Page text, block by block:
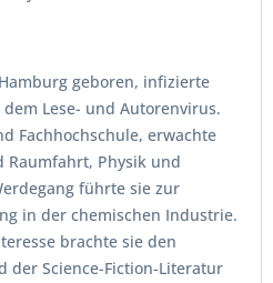
geboren, infizierte
Lese- und Autorenvirus.
Fachhochschule, erwachte
Physik und
führte sie zur
in der chemischen Industrie.
brachte sie den
der Science-Fiction-Literatur